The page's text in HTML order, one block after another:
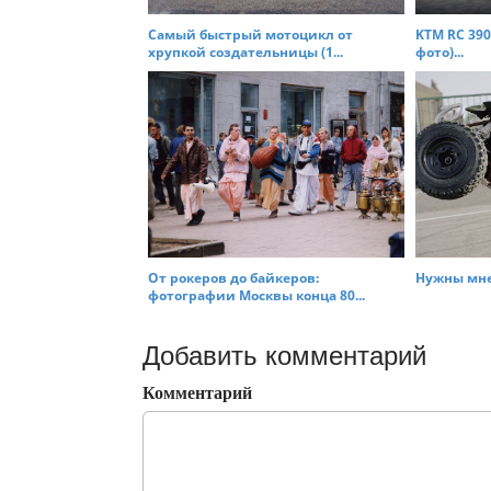
Самый быстрый мотоцикл от
хрупкой создательницы (1...
KTM RC
фото)...
От рокеров до байкеров:
фотографии Москвы конца 80...
Нужны
Добавить комментарий
Комментарий